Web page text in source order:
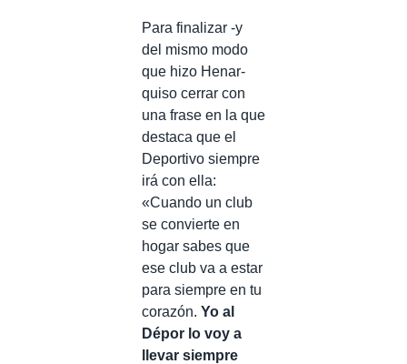
Para finalizar -y
del mismo modo
que hizo Henar-
quiso cerrar con
una frase en la que
destaca que el
Deportivo siempre
irá con ella:
«Cuando un club
se convierte en
hogar sabes que
ese club va a estar
para siempre en tu
corazón. Yo al
Dépor lo voy a
llevar siempre